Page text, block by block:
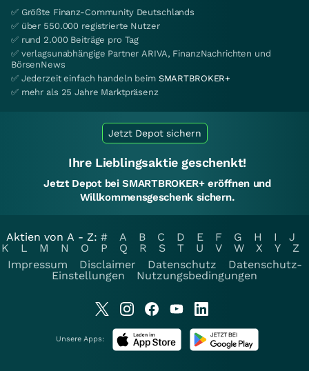
✅ Größte Finanz-Community Deutschlands
✅ über 550.000 registrierte Nutzer
✅ rund 2.000 Beiträge pro Tag
✅ verlagsunabhängige Partner ARIVA, FinanzNachrichten und
BörsenNews
✅ Jederzeit einfach handeln beim SMARTBROKER+
✅ mehr als 25 Jahre Marktpräsenz
Jetzt Depot sichern
Ihre Lieblingsaktie geschenkt!
Jetzt Depot bei SMARTBROKER+ eröffnen und
Willkommensgeschenk sichern.
Aktien von A - Z: # A B C D E F G H I
J
K
L M N O P Q R S T U V W X Y
Z
Impressum
Disclaimer Datenschutz
Datenschutz-
Einstellungen
Nutzungsbedingungen
Unsere Apps: